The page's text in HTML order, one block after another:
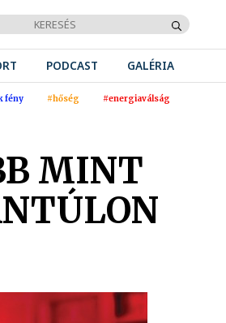
PODCAST GALÉRIA
fény #hőség #energiaválság
MINT